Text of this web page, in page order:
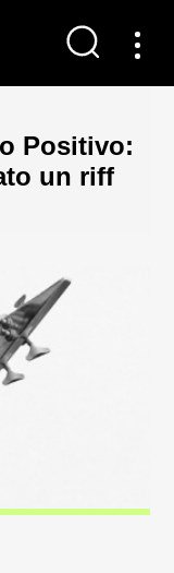
Positivo:
un riff